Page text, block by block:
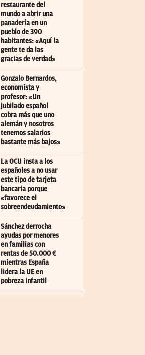
restaurante del
mundo a abrir una
panadería en un
pueblo de 390
habitantes: «Aquí la
gente te da las
gracias de verdad»
Gonzalo Bernardos,
economista y
profesor: «Un
jubilado español
cobra más que uno
alemán y nosotros
tenemos salarios
bastante más bajos»
La OCU insta a los
españoles a no usar
este tipo de tarjeta
bancaria porque
«favorece el
sobreendeudamiento»
Sánchez derrocha
ayudas por menores
en familias con
rentas de 50.000 €
mientras España
lidera la UE en
pobreza infantil